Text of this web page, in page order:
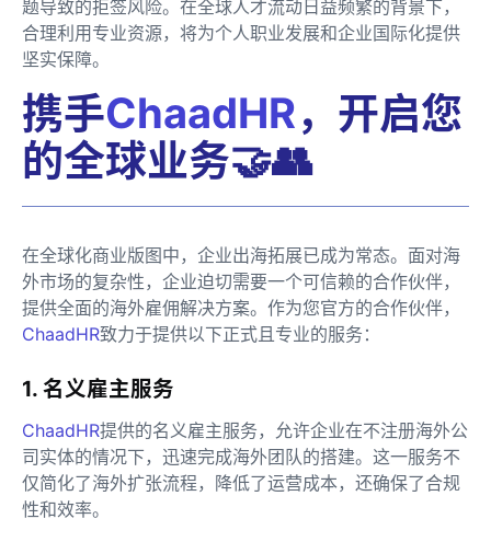
题导致的拒签风险。在全球人才流动日益频繁的背景下，
合理利用专业资源，将为个人职业发展和企业国际化提供
坚实保障。
携手ChaadHR，开启您
的全球业务🤝👥
在全球化商业版图中，企业出海拓展已成为常态。面对海
外市场的复杂性，企业迫切需要一个可信赖的合作伙伴，
提供全面的海外雇佣解决方案。作为您官方的合作伙伴，
ChaadHR致力于提供以下正式且专业的服务：
1. 名义雇主服务
ChaadHR提供的名义雇主服务，允许企业在不注册海外公
司实体的情况下，迅速完成海外团队的搭建。这一服务不
仅简化了海外扩张流程，降低了运营成本，还确保了合规
性和效率。